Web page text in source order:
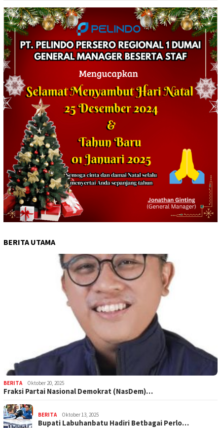
BERITA UTAMA
BERITA Oktober 20, 2025
Fraksi Partai Nasional Demokrat (NasDem)…
BERITA Oktober 13, 2025
Bupati Labuhanbatu Hadiri Betbagai Perlo…